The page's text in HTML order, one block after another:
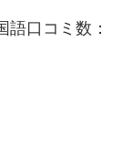
口コミ数：